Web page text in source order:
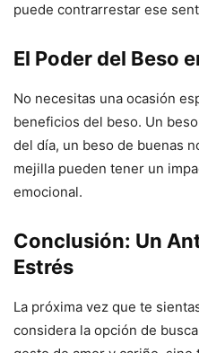
puede contrarrestar ese
El Poder del Beso
No necesitas una ocasión
beneficios del beso. Un
del día, un beso de buenas
mejilla pueden tener un
emocional.
Conclusión: Un
Estrés
La próxima vez que te
considera la opción de